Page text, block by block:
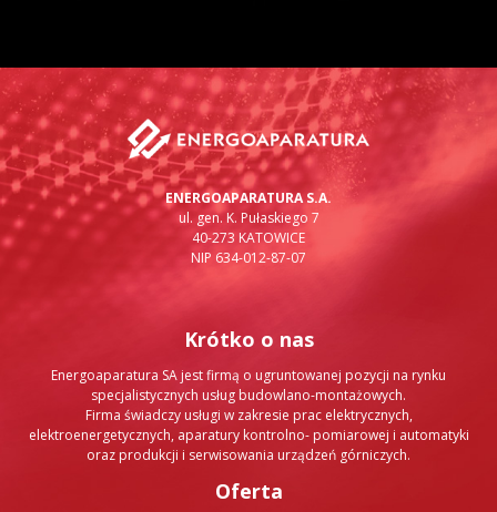
ENERGOAPARATURA S.A.
ul. gen. K. Pułaskiego 7
40-273 KATOWICE
NIP 634-012-87-07
Krótko o nas
Energoaparatura SA jest firmą o ugruntowanej pozycji na rynku
specjalistycznych usług budowlano-montażowych.
Firma świadczy usługi w zakresie prac elektrycznych,
elektroenergetycznych, aparatury kontrolno- pomiarowej i automatyki
oraz produkcji i serwisowania urządzeń górniczych.
Oferta